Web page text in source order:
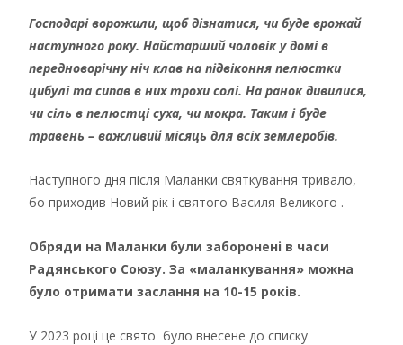
Господарі ворожили, щоб дізнатися, чи буде врожай
наступного року. Найстарший чоловік у домі в
передноворічну ніч клав на підвіконня пелюстки
цибулі та сипав в них трохи солі. На ранок дивилися,
чи сіль в пелюстці суха, чи мокра. Таким і буде
травень – важливий місяць для всіх землеробів.
Наступного дня після Маланки святкування тривало,
бо приходив Новий рік і святого Василя Великого .
Обряди на Маланки були заборонені в часи
Радянського Союзу. За «маланкування» можна
було отримати заслання на 10-15 років.
У 2023 році це свято було внесене до списку